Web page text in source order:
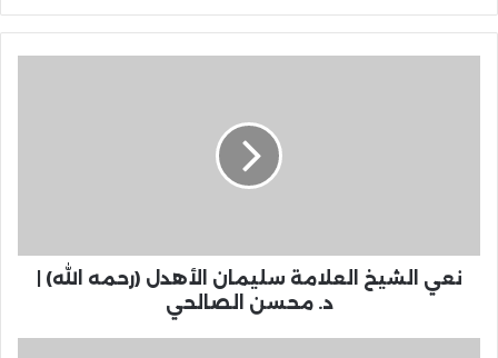
نعي الشيخ العلامة سليمان الأهدل (رحمه الله) |
د. محسن الصالحي